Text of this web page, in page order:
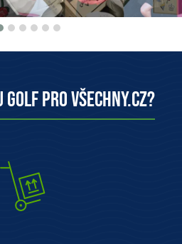
pro všechny.cz?